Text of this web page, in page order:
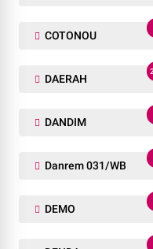
COTONOU
DAERAH
DANDIM
Danrem 031/WB
DEMO